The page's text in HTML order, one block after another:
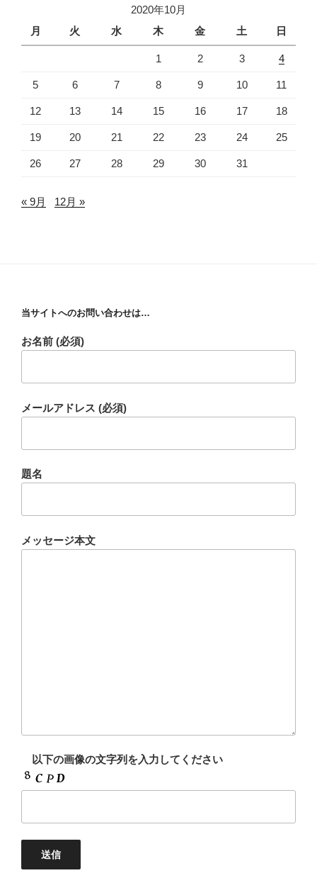
2020年10月
月
火 水 木 金 土 日
1 2 3 4
5 6 7 8 9 10 11
12 13 14 15 16 17 18
19 20 21 22 23 24 25
26 27 28 29 30 31
« 9月 12月 »
当サイトへのお問い合わせは…
お名前 (必須)
メールアドレス (必須)
題名
メッセージ本文
以下の画像の文字列を入力してください